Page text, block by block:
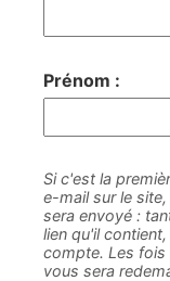
Prénom :
Si c'est la
e-mail sur le
sera envoyé :
lien qu'il
compte. Les fois
vous sera